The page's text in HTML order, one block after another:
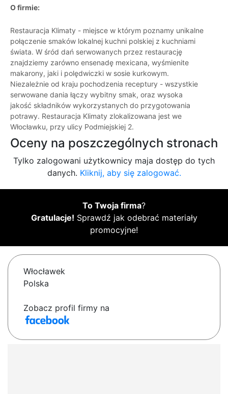
O firmie:
Restauracja Klimaty - miejsce w którym poznamy unikalne
połączenie smaków lokalnej kuchni polskiej z kuchniami
świata. W śród dań serwowanych przez restaurację
znajdziemy zarówno ensenadę mexicana, wyśmienite
makarony, jaki i polędwiczki w sosie kurkowym.
Niezależnie od kraju pochodzenia receptury - wszystkie
serwowane dania łączy wybitny smak, oraz wysoka
jakość składników wykorzystanych do przygotowania
potrawy. Restauracja Klimaty zlokalizowana jest we
Włocławku, przy ulicy Podmiejskiej 2.
Oceny na poszczególnych stronach
Tylko zalogowani użytkownicy maja dostęp do tych
danych. Kliknij, aby się zalogować.
To Twoja firma?
Gratulacje! Sprawdź jak odebrać materiały
promocyjne!
Włocławek
Polska
Zobacz profil firmy na